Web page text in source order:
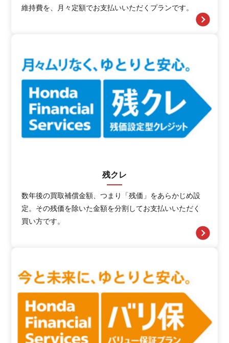
維持費を、月々定額でお支払いいただくプランです。
残クレ
数年後の買取補償金額、つまり「残価」をあらかじめ設
定。その残価を除いた金額を分割してお支払いいただく
買い方です。